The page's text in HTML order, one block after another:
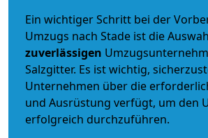
Ein wichtiger Schritt bei der
Umzugs nach Stade ist die
zuverlässigen
Salzgitter. Es ist wichtig,
Unternehmen über die
und Ausrüstung verfügt, um den
erfolgreich durchzuführen.